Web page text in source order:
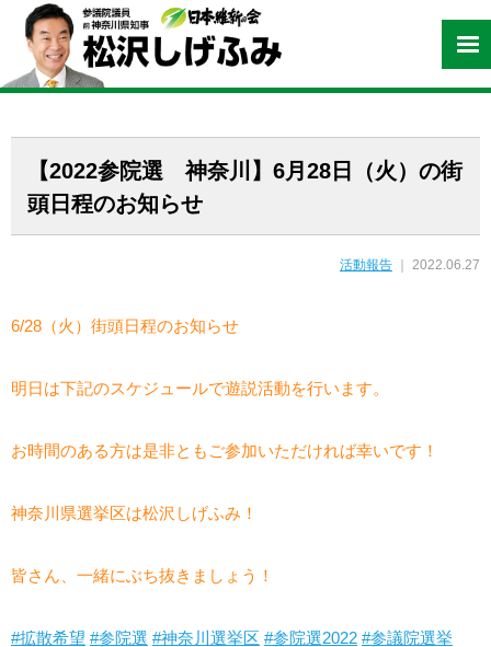
【2022参院選 神奈川】6月28日（火）の街
頭日程のお知らせ
活動報告 ｜ 2022.06.27
6/28（火）街頭日程のお知らせ
明日は下記のスケジュールで遊説活動を行います。
お時間のある方は是非ともご参加いただければ幸いです！
神奈川県選挙区は松沢しげふみ！
皆さん、一緒にぶち抜きましょう！
#拡散希望 #参院選 #神奈川選挙区 #参院選2022 #参議院選挙